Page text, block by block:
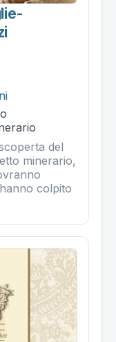
del
minerario,
colpito